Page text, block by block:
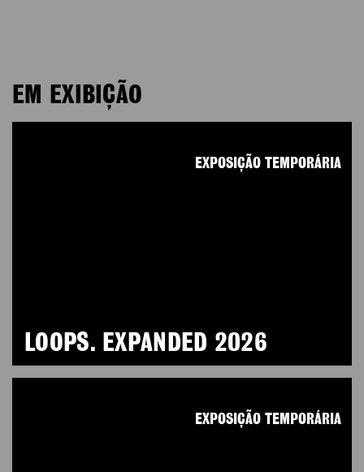
EM EXIBIÇÃO
LOOPS. EXPANDED 2026
EXPOSIÇÃO TEMPORÁRIA
EXPOSIÇÃO TEMPORÁRIA